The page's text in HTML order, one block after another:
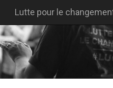
Lutte pour le